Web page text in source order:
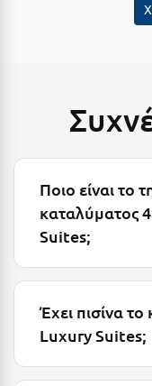
Πάρος
Πάτμος
Παύλιανη
Πειραιάς
Ποιο είναι το
καταλύματος
Suites;
Έχει πισίνα
Luxury Suites;